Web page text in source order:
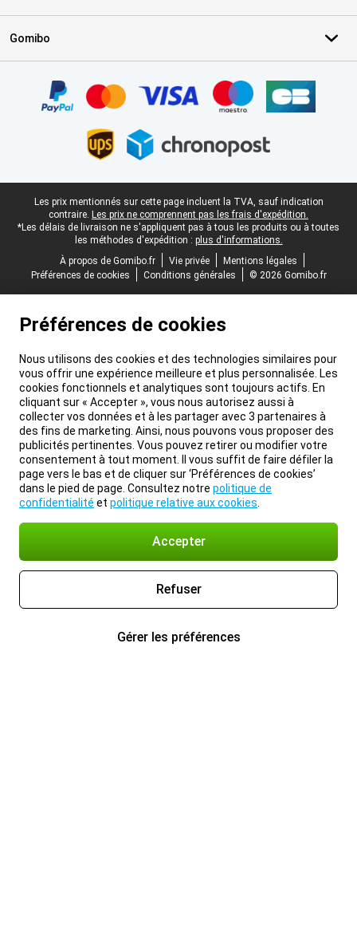
Gomibo
Pied-de-page légal
Les prix mentionnés sur cette page incluent la TVA, sauf indication
contraire. Les prix ne comprennent pas les frais d'expédition.
*Les délais de livraison ne s'appliquent pas à tous les produits ou à toutes
les méthodes d'expédition : plus d'informations.
À propos de Gomibo.fr
Vie privée
Mentions légales
Préférences de cookies
Conditions générales © 2026 Gomibo.fr
Préférences de cookies
Nous utilisons des cookies et des technologies similaires pour
vous offrir une expérience meilleure et plus personnalisée. Les
cookies fonctionnels et analytiques sont toujours actifs. En
cliquant sur « Accepter », vous nous autorisez aussi à
collecter vos données et à les partager avec 3 partenaires à
des fins de marketing. Ainsi, nous pouvons vous proposer des
publicités pertinentes. Vous pouvez retirer ou modifier votre
consentement à tout moment. Il vous suffit de faire défiler la
page vers le bas et de cliquer sur ‘Préférences de cookies’
dans le pied de page. Consultez notre politique de
confidentialité et politique relative aux cookies
Accepter
Refuser
Gérer les préférences